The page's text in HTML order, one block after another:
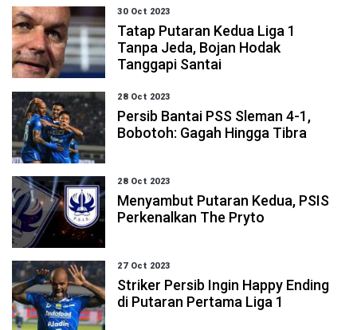
30 Oct 2023
Tatap Putaran Kedua Liga 1
Tanpa Jeda, Bojan Hodak
Tanggapi Santai
28 Oct 2023
Persib Bantai PSS Sleman 4-1,
Bobotoh: Gagah Hingga Tibra
28 Oct 2023
Menyambut Putaran Kedua, PSIS
Perkenalkan The Pryto
27 Oct 2023
Striker Persib Ingin Happy Ending
di Putaran Pertama Liga 1